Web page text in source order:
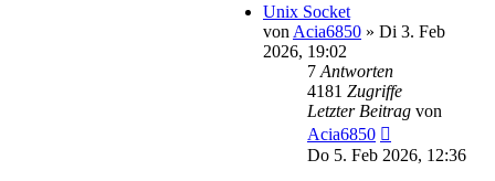
Unix Socket
von Acia6850 » Di 3. Feb
2026, 19:02
7 Antworten
4181 Zugriffe
Letzter Beitrag von
Acia6850
Do 5. Feb 2026, 12:36